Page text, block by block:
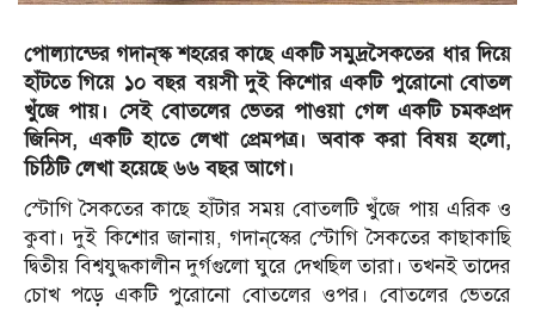
পোল্যান্ডের গদান্‌স্ক শহরের কাছে একটি সমুদ্রসৈকতের ধার দিয়ে
হাঁটতে গিয়ে ১০ বছর বয়সী দুই কিশোর একটি পুরোনো বোতল
খুঁজে পায়। সেই বোতলের ভেতর পাওয়া গেল একটি চমকপ্রদ
জিনিস, একটি হাতে লেখা প্রেমপত্র। অবাক করা বিষয় হলো,
চিঠিটি লেখা হয়েছে ৬৬ বছর আগে।
স্টোগি সৈকতের কাছে হাঁটার সময় বোতলটি খুঁজে পায় এরিক ও
কুবা। দুই কিশোর জানায়, গদান্‌স্কের স্টোগি সৈকতের কাছাকাছি
দ্বিতীয় বিশ্বযুদ্ধকালীন দুর্গগুলো ঘুরে দেখছিল তারা। তখনই তাদের
চোখ পড়ে একটি পুরোনো বোতলের ওপর। বোতলের ভেতরে